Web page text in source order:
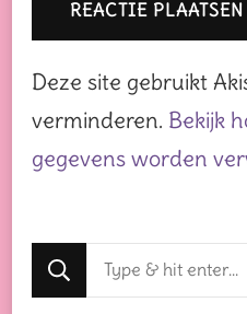
Deze site gebruikt
verminderen. Bekijk
gegevens worden
Op
zoek